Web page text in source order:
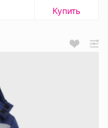
Купить